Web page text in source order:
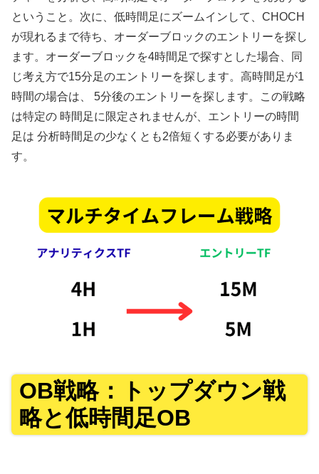
ということ。次に、低時間足にズームインして、CHOCH
が現れるまで待ち、オーダーブロックのエントリーを探し
ます。オーダーブロックを4時間足で探すとした場合、同
じ考え方で15分足のエントリーを探します。高時間足が1
時間の場合は、 5分後のエントリーを探します。この戦略
は特定の 時間足に限定されませんが、エントリーの時間
足は 分析時間足の少なくとも2倍短くする必要がありま
す。
OB戦略：トップダウン戦
略と低時間足OB